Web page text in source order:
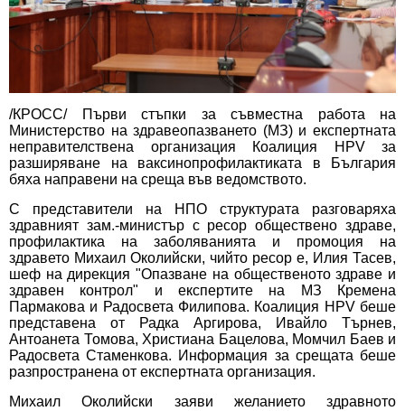
/КРОСС/ Първи стъпки за съвместна работа на
Министерство на здравеопазването (МЗ) и експертната
неправителствена организация Коалиция HPV за
разширяване на ваксинопрофилактиката в България
бяха направени на среща във ведомството.
С представители на НПО структурата разговаряха
здравният зам.-министър с ресор обществено здраве,
профилактика на заболяванията и промоция на
здравето Михаил Околийски, чийто ресор е, Илия Тасев,
шеф на дирекция "Опазване на общественото здраве и
здравен контрол" и експертите на МЗ Кремена
Пармакова и Радосвета Филипова. Коалиция HPV беше
представена от Радка Аргирова, Ивайло Търнев,
Антоанета Томова, Христиана Бацелова, Момчил Баев и
Радосвета Стаменкова. Информация за срещата беше
разпространена от експертната организация.
Михаил Околийски заяви желанието здравното